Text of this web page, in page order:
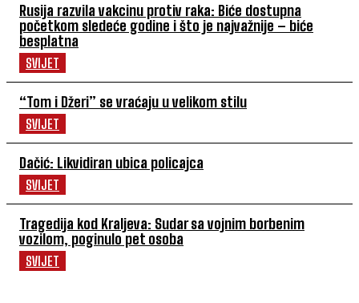
Rusija razvila vakcinu protiv raka: Biće dostupna
početkom sledeće godine i što je najvažnije – biće
besplatna
SVIJET
“Tom i Džeri” se vraćaju u velikom stilu
SVIJET
Dačić: Likvidiran ubica policajca
SVIJET
Tragedija kod Kraljeva: Sudar sa vojnim borbenim
vozilom, poginulo pet osoba
SVIJET